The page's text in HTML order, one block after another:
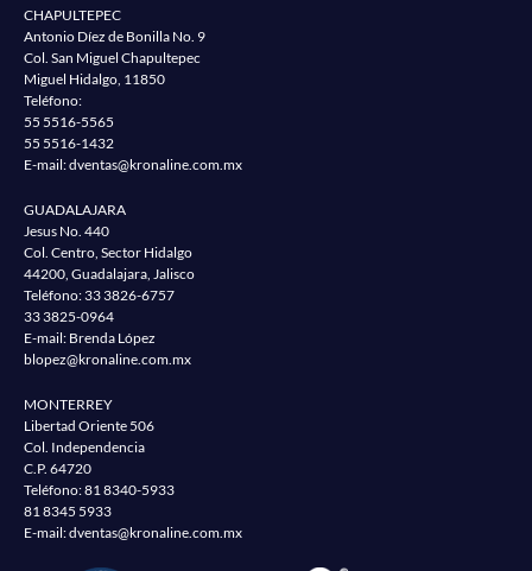
CHAPULTEPEC
Antonio Díez de Bonilla No. 9
Col. San Miguel Chapultepec
Miguel Hidalgo, 11850
Teléfono:
55 5516-5565
55 5516-1432
E-mail:dventas@kronaline.com.mx
GUADALAJARA
Jesus No. 440
Col. Centro, Sector Hidalgo
44200, Guadalajara, Jalisco
Teléfono: 33 3826-6757
33 3825-0964
E-mail: Brenda López
blopez@kronaline.com.mx
MONTERREY
Libertad Oriente 506
Col. Independencia
C.P. 64720
Teléfono:81 8340-5933
81 8345 5933
E-mail:dventas@kronaline.com.mx